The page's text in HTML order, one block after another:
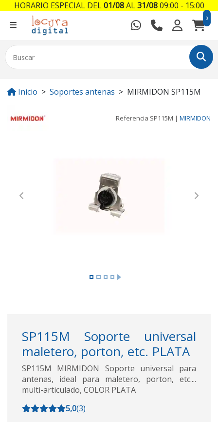
0
Inicio Soportes antenas MIRMIDON SP115M
Referencia SP115M | MIRMIDON
Previous Next
SP115M Soporte universal
maletero, porton, etc. PLATA
SP115M MIRMIDON Soporte universal para
antenas, ideal para maletero, porton, etc....
multi-articulado, COLOR PLATA
5,0(3)
HORARIO ESPECIAL DEL01/08AL31/0809:00 - 15:00